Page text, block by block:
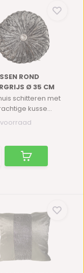
ROND
Ø 35 CM
schitteren met
kusse...